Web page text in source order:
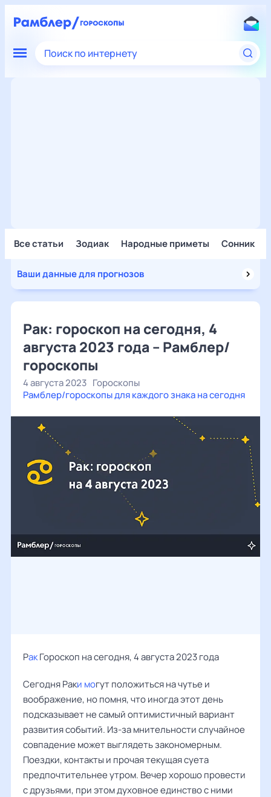
Поиск по интернету
Все статьи Зодиак Народные приметы Сонник
Ваши данные для прогнозов
Рак: гороскоп на сегодня, 4
августа 2023 года – Рамблер/
гороскопы
4 августа 2023 Гороскопы
Рамблер/гороскопы для каждого знака на сегодня
РакГороскоп на сегодня, 4 августа 2023 года
Сегодня Раки могут положиться на чутье и
воображение, но помня, что иногда этот день
подсказывает не самый оптимистичный вариант
развития событий. Из-за мнительности случайное
совпадение может выглядеть закономерным.
Поездки, контакты и прочая текущая суета
предпочтительнее утром. Вечер хорошо провести
с друзьями, при этом духовное единство с ними